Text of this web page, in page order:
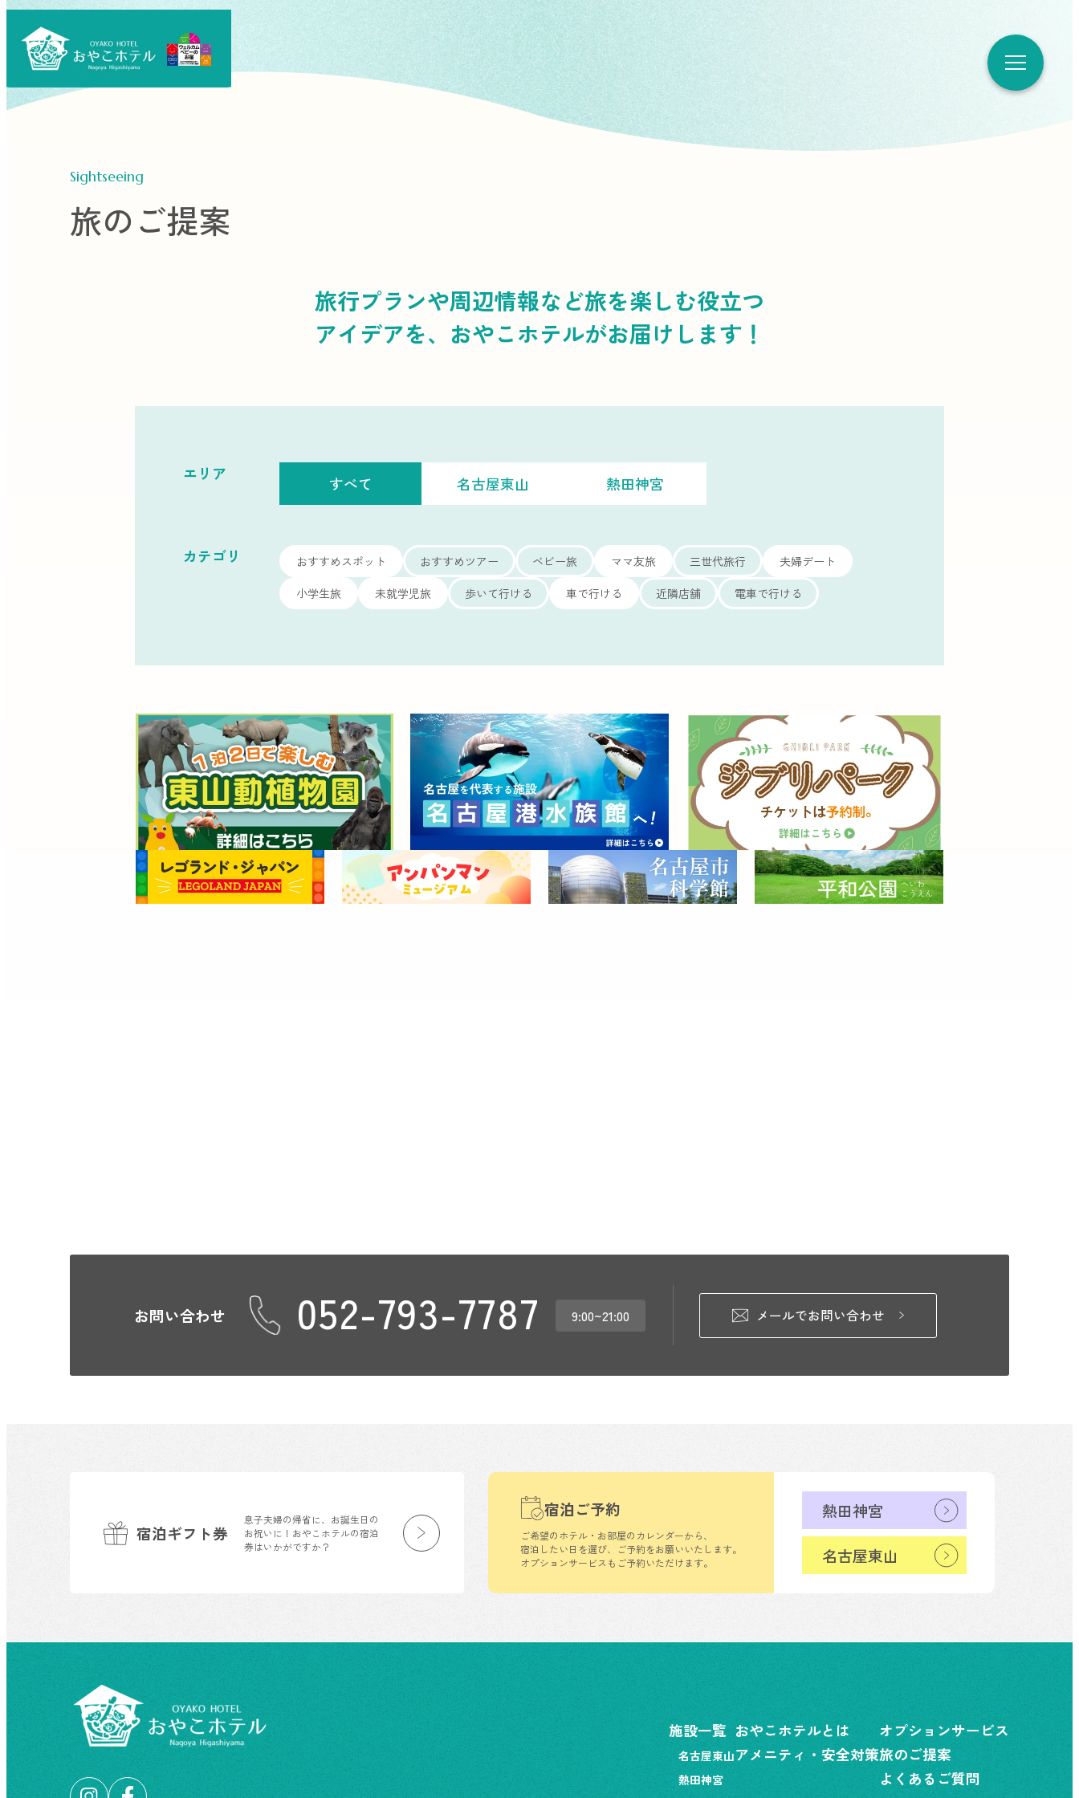
Sightseeing
旅のご提案
旅行プランや周辺情報など旅を楽しむ役立つ
アイデアを、 おやこホテルがお届けします！
エリア
すべて 名古屋東山 熱田神宮
カテゴリ おすすめスポット おすすめツアー ベビー旅 ママ友旅 三世代旅行
夫婦デート
小学生旅
未就学児旅 歩いて行ける 車で行ける 近隣店舗 電車で行ける
お問い合わせ 052-793-7787 9:00~21:00 メールでお問い合わせ
宿泊ギフト券
息子夫婦の帰省に、お誕生日の
お祝いに！おやこホテルの宿泊
券はいかがですか？
宿泊ご予約
ご希望のホテル・お部屋のカレンダーから、
宿泊したい日を選び、ご予約をお願いいたします。
オプションサービスもご予約いただけます。
熱田神宮
名古屋東山
施設一覧
名古屋東山
熱田神宮
おやこホテルとは
アメニティ・安全対策
オプションサービス
旅のご提案
よくあるご質問